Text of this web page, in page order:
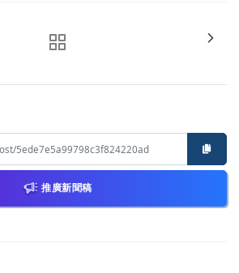
推廣新聞稿